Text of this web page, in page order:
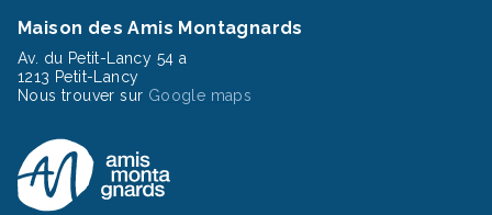
Maison des Amis Montagnards
Av. du Petit-Lancy 54 a
1213 Petit-Lancy
Nous trouver sur Google maps